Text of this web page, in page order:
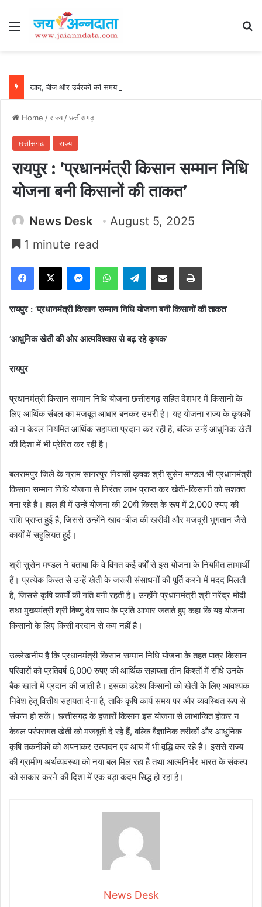
Menu
Home /राज्य/छत्तीसगढ़
छत्तीसगढ़ राज्य
रायपुर : ’प्रधानमंत्री किसान सम्मान निधि
योजना बनी किसानों की ताकत’
News Desk
August 5, 2025
1 minute read
Facebook
X MessengerWhatsAppTelegramShare via Email Print
रायपुर : ’प्रधानमंत्री किसान सम्मान निधि योजना बनी किसानों की ताकत’
’आधुनिक खेती की ओर आत्मविश्वास से बढ़ रहे कृषक’
रायपुर
प्रधानमंत्री किसान सम्मान निधि योजना छत्तीसगढ़ सहित देशभर में किसानों के
लिए आर्थिक संबल का मजबूत आधार बनकर उभरी है। यह योजना राज्य के कृषकों
को न केवल नियमित आर्थिक सहायता प्रदान कर रही है, बल्कि उन्हें आधुनिक खेती
की दिशा में भी प्रेरित कर रही है।
बलरामपुर जिले के ग्राम सागरपुर निवासी कृषक श्री सुसेन मण्डल भी प्रधानमंत्री
किसान सम्मान निधि योजना से निरंतर लाभ प्राप्त कर खेती-किसानी को सशक्त
बना रहे हैं। हाल ही में उन्हें योजना की 20वीं किस्त के रूप में 2,000 रुपए की
राशि प्राप्त हुई है, जिससे उन्होंने खाद-बीज की खरीदी और मजदूरी भुगतान जैसे
कार्यों में सहुलियत हुई।
श्री सुसेन मण्डल ने बताया कि वे विगत कई वर्षों से इस योजना के नियमित लाभार्थी
हैं। प्रत्येक किस्त से उन्हें खेती के जरूरी संसाधनों की पूर्ति करने में मदद मिलती
है, जिससे कृषि कार्यों की गति बनी रहती है। उन्होंने प्रधानमंत्री श्री नरेंद्र मोदी
तथा मुख्यमंत्री श्री विष्णु देव साय के प्रति आभार जताते हुए कहा कि यह योजना
किसानों के लिए किसी वरदान से कम नहीं है।
उल्लेखनीय है कि प्रधानमंत्री किसान सम्मान निधि योजना के तहत पात्र किसान
परिवारों को प्रतिवर्ष 6,000 रुपए की आर्थिक सहायता तीन किश्तों में सीधे उनके
बैंक खातों में प्रदान की जाती है। इसका उद्देश्य किसानों को खेती के लिए आवश्यक
निवेश हेतु वित्तीय सहायता देना है, ताकि कृषि कार्य समय पर और व्यवस्थित रूप से
संपन्न हो सकें। छत्तीसगढ़ के हजारों किसान इस योजना से लाभान्वित होकर न
केवल परंपरागत खेती को मजबूती दे रहे हैं, बल्कि वैज्ञानिक तरीकों और आधुनिक
कृषि तकनीकों को अपनाकर उत्पादन एवं आय में भी वृद्धि कर रहे हैं। इससे राज्य
की ग्रामीण अर्थव्यवस्था को नया बल मिल रहा है तथा आत्मनिर्भर भारत के संकल्प
को साकार करने की दिशा में एक बड़ा कदम सिद्ध हो रहा है।
News Desk